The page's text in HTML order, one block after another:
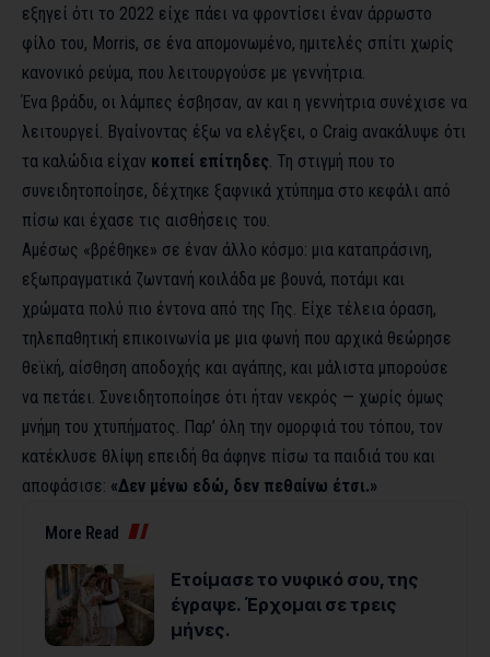
εξηγεί ότι το 2022 είχε πάει να φροντίσει έναν άρρωστο
φίλο του, Morris, σε ένα απομονωμένο, ημιτελές σπίτι χωρίς
κανονικό ρεύμα, που λειτουργούσε με γεννήτρια.
Ένα βράδυ, οι λάμπες έσβησαν, αν και η γεννήτρια συνέχισε να
λειτουργεί. Βγαίνοντας έξω να ελέγξει, ο Craig ανακάλυψε ότι
τα καλώδια είχαν κοπεί επίτηδες . Τη στιγμή που το
συνειδητοποίησε, δέχτηκε ξαφνικά χτύπημα στο κεφάλι από
πίσω και έχασε τις αισθήσεις του.
Αμέσως «βρέθηκε» σε έναν άλλο κόσμο: μια καταπράσινη,
εξωπραγματικά ζωντανή κοιλάδα με βουνά, ποτάμι και
χρώματα πολύ πιο έντονα από της Γης. Είχε τέλεια όραση,
τηλεπαθητική επικοινωνία με μια φωνή που αρχικά θεώρησε
θεϊκή, αίσθηση αποδοχής και αγάπης, και μάλιστα μπορούσε
να πετάει. Συνειδητοποίησε ότι ήταν νεκρός — χωρίς όμως
μνήμη του χτυπήματος. Παρ’ όλη την ομορφιά του τόπου, τον
κατέκλυσε θλίψη επειδή θα άφηνε πίσω τα παιδιά του και
αποφάσισε: «Δεν μένω εδώ, δεν πεθαίνω έτσι.»
More Read
Ετοίμασε το νυφικό σου, της
έγραψε. Έρχομαι σε τρεις
μήνες.